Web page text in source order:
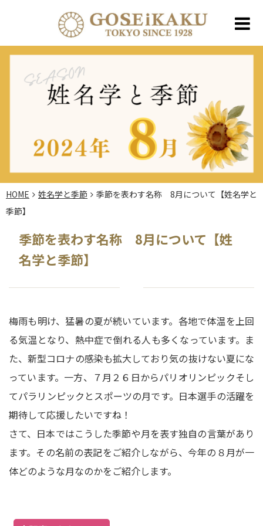
HOME 姓名学と季節
季節を表わす名称 8月について【姓名学と
季節】
季節を表わす名称 8月について【姓
名学と季節】
梅雨も明け、猛暑の夏が続いています。各地で体温を上回
る気温となり、熱中症で倒れる人も多くなっています。ま
た、新型コロナの感染も拡大しており気の抜けない夏にな
っています。一方、７月２６日からパリオリンピックそし
てパラリンピックとスポーツの月です。日本選手の活躍を
期待して応援したいですね！
さて、日本ではこうした季節や月を表す独自の言葉があり
ます。その名前の表記をご紹介しながら、今年の８月が一
体どのような月なのかをご紹介します。